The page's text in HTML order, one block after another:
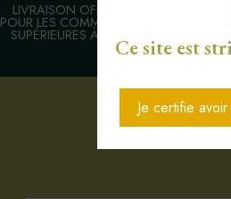
LIVRAISON OFFERTE
POUR LES COMMANDES
SUPÉRIEURES À 30 €Ce site est
Je certifie